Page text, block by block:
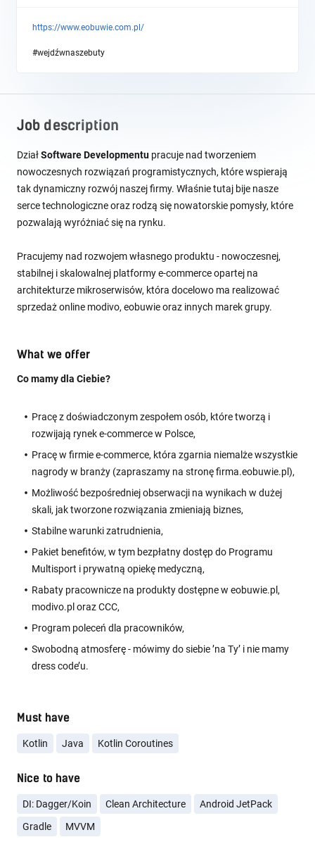
https://www.eobuwie.com.pl/
#wejdźwnaszebuty
Job description
DziałSoftware Developmentu pracuje nad tworzeniem
nowoczesnych rozwiązań programistycznych, które wspierają
tak dynamiczny rozwój naszej firmy. Właśnie tutaj bije nasze
serce technologiczne oraz rodzą się nowatorskie pomysły, które
pozwalają wyróżniać się na rynku.
Pracujemy nad rozwojem własnego produktu - nowoczesnej,
stabilnej i skalowalnej platformy e-commerce opartej na
architekturze mikroserwisów, która docelowo ma realizować
sprzedaż online modivo, eobuwie oraz innych marek grupy.
What we offer
Co mamy dla Ciebie?
Pracę z doświadczonym zespołem osób, które tworzą i
rozwijają rynek e-commerce w Polsce,
Pracę w firmie e-commerce, która zgarnia niemalże wszystkie
nagrody w branży (zapraszamy na stronę firma.eobuwie.pl),
Możliwość bezpośredniej obserwacji na wynikach w dużej
skali, jak tworzone rozwiązania zmieniają biznes,
Stabilne warunki zatrudnienia,
Pakiet benefitów, w tym bezpłatny dostęp do Programu
Multisport i prywatną opiekę medyczną,
Rabaty pracownicze na produkty dostępne w eobuwie.pl,
modivo.pl oraz CCC,
Program poleceń dla pracowników,
Swobodną atmosferę - mówimy do siebie ’na Ty’ i nie mamy
dress code’u.
Must have
Kotlin Java Kotlin Coroutines
Nice to have
DI: Dagger/Koin Clean Architecture
Android JetPack
Gradle
MVVM